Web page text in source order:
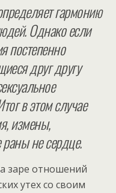
гармонию
Однако если
постепенно
друг другу
в этом случае
измены,
не сердце.
заре отношений
утех со своим